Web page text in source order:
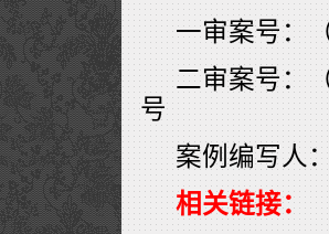
一审案号：
二审案号：
号
案例编写人
相关链接：